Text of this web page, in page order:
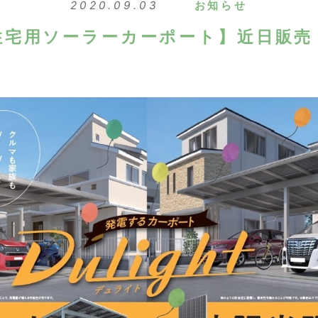
2020.09.03 お知らせ
宅用ソーラーカーポート】近日販売